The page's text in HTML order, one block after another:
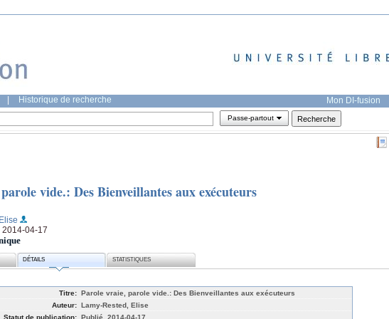
Historique de recherche Mon DI-fusion
Passe-partout
vide.: Des Bienveillantes aux exécuteurs
2014-04-17
DÉTAILS STATISTIQUES
Titre: Parole vraie, parole vide.: Des Bienveillantes aux exécuteurs
Auteur: Lamy-Rested, Elise
Statut de publication: Publié, 2014-04-17